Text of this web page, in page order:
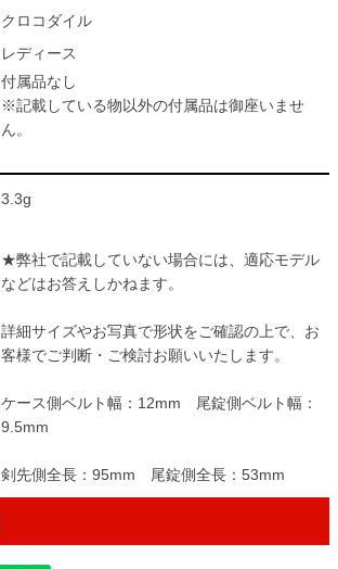
クロコダイル
レディース
付属品なし
※記載している物以外の付属品は御座いませ
ん。
3.3g
★弊社で記載していない場合には、適応モデル
などはお答えしかねます。
詳細サイズやお写真で形状をご確認の上で、お
客様でご判断・ご検討お願いいたします。
ケース側ベルト幅：12mm 尾錠側ベルト幅：
9.5mm
剣先側全長：95mm 尾錠側全長：53mm